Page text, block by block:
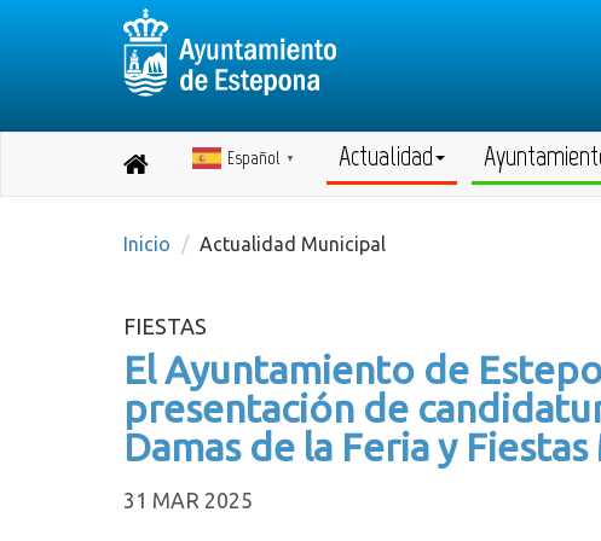
Destino:
inicio
Español ▼ Actualidad
Inicio Actualidad Municipal
FIESTAS
El Ayuntamiento de
presentación de
Damas de la Feria y
31 MAR 2025